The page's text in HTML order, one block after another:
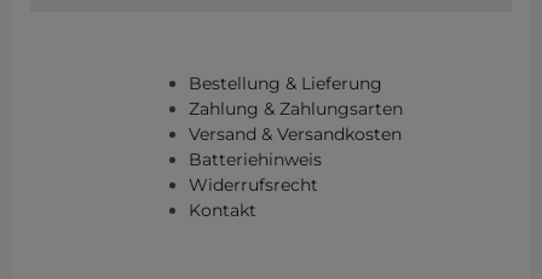
Bestellung & Lieferung
Zahlung & Zahlungsarten
Versand & Versandkosten
Batteriehinweis
Widerrufsrecht
Kontakt